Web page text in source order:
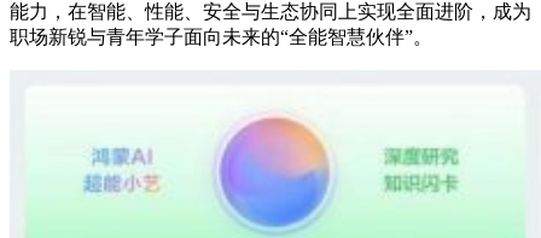
能力，在智能、性能、安全与生态协同上实现全面进阶，成为
职场新锐与青年学子面向未来的“全能智慧伙伴”。